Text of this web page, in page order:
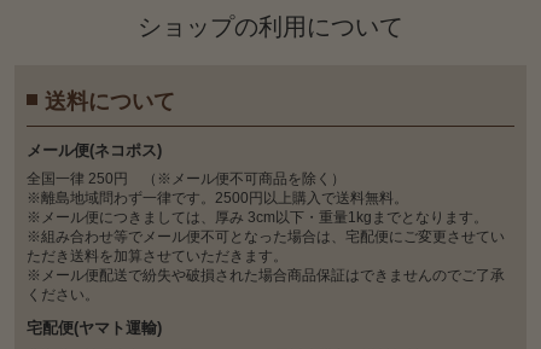
ショップの利⽤について
送料について
メール便(ネコポス)
全国一律 250円 （※メール便不可商品を除く）
※離島地域問わず一律です。2500円以上購入で送料無料。
※メール便につきましては、厚み 3cm以下・重量1kgまでとなります。
※組み合わせ等でメール便不可となった場合は、宅配便にご変更させてい
ただき送料を加算させていただきます。
※メール便配送で紛失や破損された場合商品保証はできませんのでご了承
ください。
宅配便(ヤマト運輸)